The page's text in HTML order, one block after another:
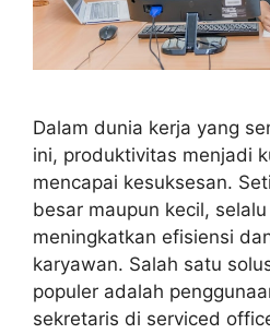
Dalam dunia kerja yang
ini, produktivitas menjadi
mencapai kesuksesan.
besar maupun kecil,
meningkatkan efisiensi
karyawan. Salah satu
populer adalah
sekretaris di serviced